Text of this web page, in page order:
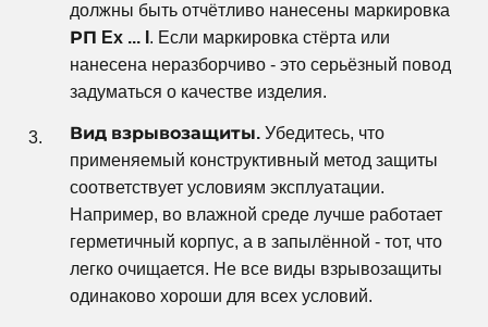
должны быть отчётливо нанесены маркировка
РП Ex ... I . Если маркировка стёрта или
нанесена неразборчиво - это серьёзный повод
задуматься о качестве изделия.
Вид взрывозащиты. Убедитесь, что
применяемый конструктивный метод защиты
соответствует условиям эксплуатации.
Например, во влажной среде лучше работает
герметичный корпус, а в запылённой - тот, что
легко очищается. Не все виды взрывозащиты
одинаково хороши для всех условий.